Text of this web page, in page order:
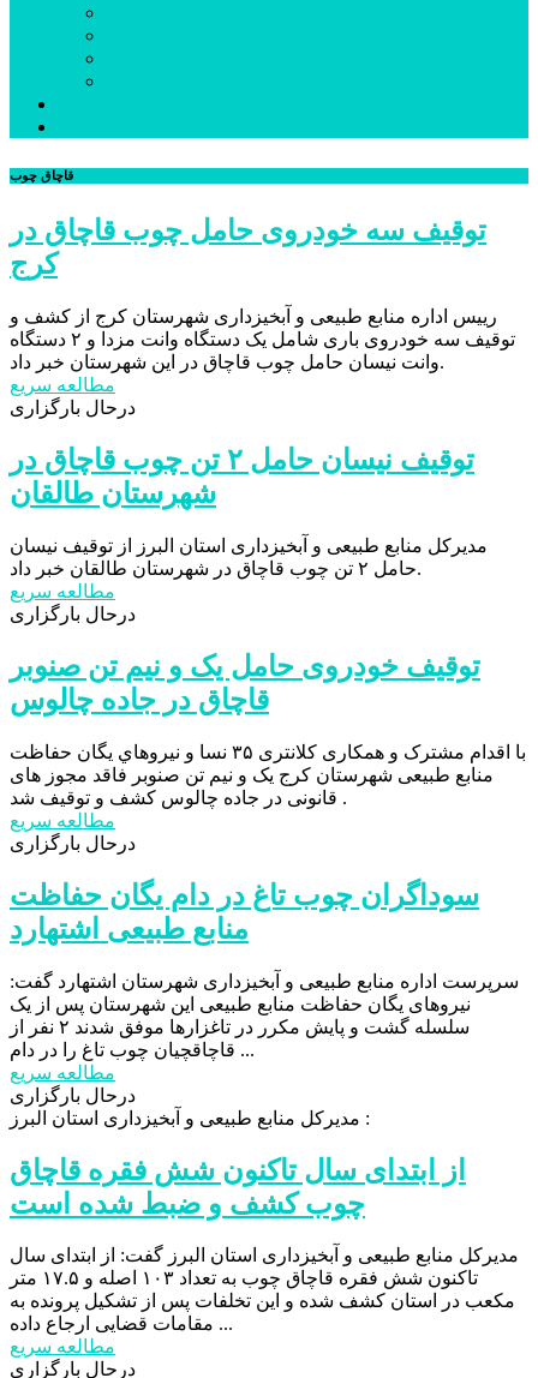
قاچاق چوب
توقیف سه خودروی حامل چوب قاچاق در
کرج
رییس اداره منابع طبیعی و آبخیزداری شهرستان کرج از کشف و
توقیف سه خودروی باری شامل یک دستگاه وانت مزدا و ۲ دستگاه
وانت نیسان حامل چوب قاچاق در این شهرستان خبر داد.
مطالعه سریع
درحال بارگزاری
توقیف نیسان حامل ۲ تن چوب قاچاق در
شهرستان طالقان
مدیرکل منابع طبیعی و آبخیزداری استان البرز از توقیف نیسان
حامل ۲ تن چوب قاچاق در شهرستان طالقان خبر داد.
مطالعه سریع
درحال بارگزاری
توقیف خودروی حامل یک و نیم تن صنوبر
قاچاق در جاده چالوس
با اقدام مشترک و همکاری کلانتری ۳۵ نسا و نيروهاي یگان حفاظت
منابع طبیعی شهرستان کرج یک و نیم تن صنوبر فاقد مجوز های
قانونی در جاده چالوس کشف و توقیف شد .
مطالعه سریع
درحال بارگزاری
سوداگران چوب تاغ در دام یگان حفاظت
منابع طبیعی اشتهارد
سرپرست اداره منابع طبیعی و آبخیزداری شهرستان اشتهارد گفت:
نیروهای یگان حفاظت منابع طبیعی این شهرستان پس از یک
سلسله گشت و پایش مکرر در تاغزارها موفق شدند ۲ نفر از
قاچاقچیان چوب تاغ را در دام ...
مطالعه سریع
درحال بارگزاری
مدیرکل منابع طبیعی و آبخیزداری استان البرز :
از ابتدای سال تاکنون شش فقره قاچاق
چوب کشف و ضبط شده است
مدیرکل منابع طبیعی و آبخیزداری استان البرز گفت: از ابتدای سال
تاکنون شش فقره قاچاق چوب به تعداد ۱۰۳ اصله و ۱۷.۵ متر
مکعب در استان کشف شده و این تخلفات پس از تشکیل پرونده به
مقامات قضایی ارجاع داده ...
مطالعه سریع
درحال بارگزاری